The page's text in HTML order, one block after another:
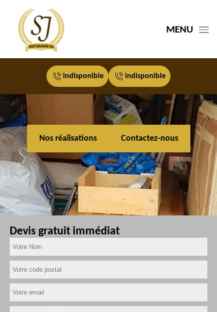
MENU
indisponible indisponible
Nos réalisations Contactez-nous
Devis gratuit immédiat